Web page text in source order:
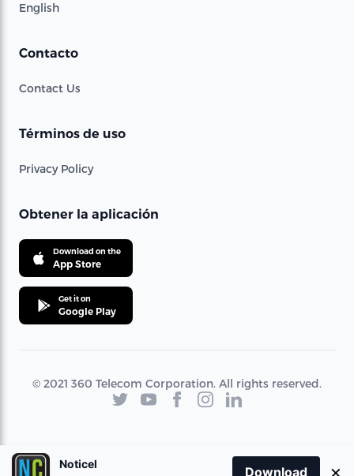
English
Contacto
Contact Us
Términos de uso
Privacy Policy
Obtener la aplicación
Download on the
App Store
Get it on
Google Play
© 2021 360 Telecom Corporation. All rights reserved.
Noticel
Download